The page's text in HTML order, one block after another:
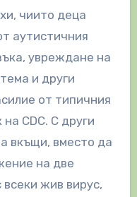
чиито деца
аутистичния
увреждане на
и други
от типичния
CDC. С други
вкъщи, вместо да
на две
жив вирус,